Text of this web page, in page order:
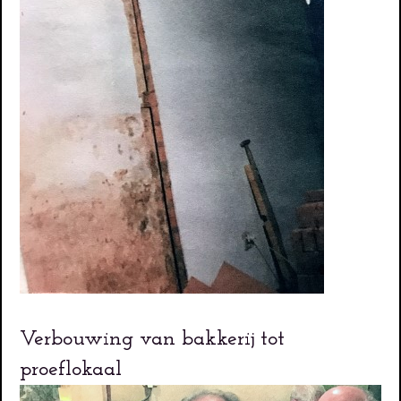
Verbouwing van bakkerij tot
proeflokaal